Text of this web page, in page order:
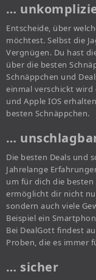
…
Entscheide, über
möchtest. Selbst die
Vergnügen. Du hast
über die besten
Schnäppchen und
einmal verschickt
und Apple IOS
besten Schnäppchen.
…
Die besten Deals und
Jahrelange
um für dich die
ermöglicht dir nicht
sondern auch viele
Beispiel ein
Bei DealGott findest
Proben, die es immer
… sicher